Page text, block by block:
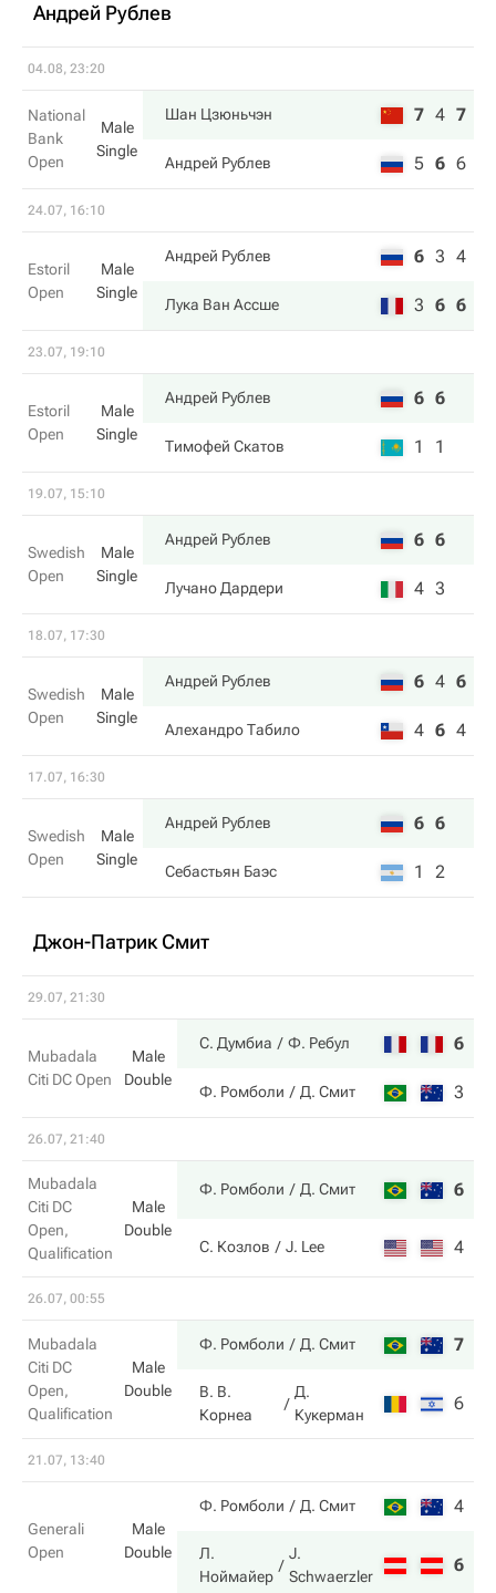
Андрей Рублев
04.08, 23:20
National
Bank
Open
Male
Single
Шан Цзюньчэн 7 4 7
Андрей Рублев 5 6 6
24.07, 16:10
Estoril
Open
Male
Single
Андрей Рублев 6 3 4
Лука Ван Ассше 3 6 6
23.07, 19:10
Estoril
Open
Male
Single
Андрей Рублев 6 6
Тимофей Скатов 1 1
19.07, 15:10
Swedish
Open
Male
Single
Андрей Рублев 6 6
Лучано Дардери 4 3
18.07, 17:30
Swedish
Open
Male
Single
Андрей Рублев 6 4 6
Алехандро Табило 4 6 4
17.07, 16:30
Swedish
Open
Male
Single
Андрей Рублев 6 6
Себастьян Баэс 1 2
Джон-Патрик Смит
29.07, 21:30
Mubadala
Citi DC Open
Male
Double
С. Думбиа Ф. Ребул 6
Ф. Ромболи Д. Смит 3
26.07, 21:40
Mubadala
Citi DC
Open,
Qualification
Male
Double
Ф. Ромболи Д. Смит 6
С. Козлов J. Lee 4
26.07, 00:55
Mubadala
Citi DC
Open,
Qualification
Male
Double
Ф. Ромболи Д. Смит 7
В. В.
Корнеа
Д.
Кукерман
6
21.07, 13:40
Generali
Open
Male
Double
Ф. Ромболи Д. Смит 4
Л.
Ноймайер
J.
Schwaerzler
6